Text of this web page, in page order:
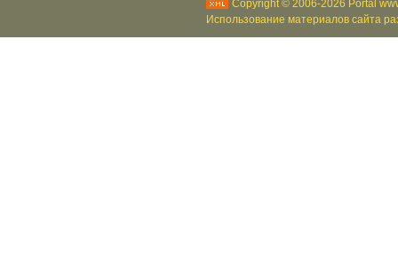
Copyright © 2006-2026 Portal
Использование материалов сайта